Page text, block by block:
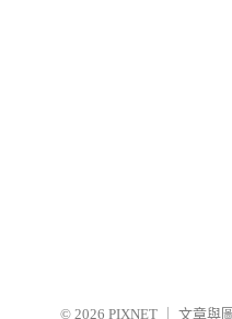
© 2026 PIXNET 文章與